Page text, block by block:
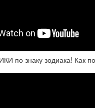
по знаку зодиака! Как